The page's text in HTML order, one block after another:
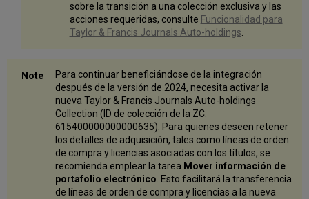
sobre la transición a una colección exclusiva y las
acciones requeridas, consulte Funcionalidad para
Taylor & Francis Journals Auto-holdings
Para continuar beneficiándose de la integración
después de la versión de 2024, necesita activar la
nueva Taylor & Francis Journals Auto-holdings
Collection (ID de colección de la ZC:
615400000000000635). Para quienes deseen retener
los detalles de adquisición, tales como líneas de orden
de compra y licencias asociadas con los títulos, se
recomienda emplear la tarea Mover información de
portafolio electrónico. Esto facilitará la transferencia
de líneas de orden de compra y licencias a la nueva